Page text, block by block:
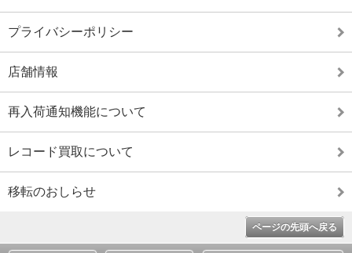
プライバシーポリシー
店舗情報
再入荷通知機能について
レコード買取について
移転のおしらせ
ページの先頭へ戻る